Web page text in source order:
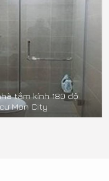
tắm kính 180 độ
Mon City